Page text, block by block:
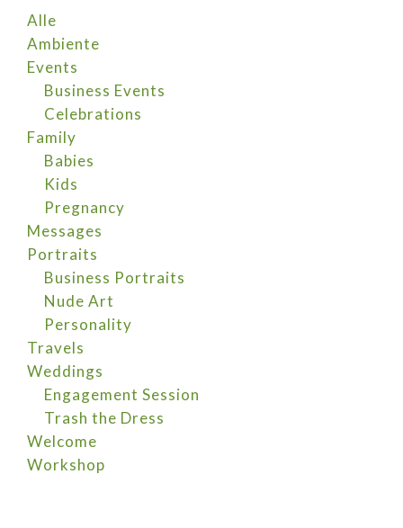
Alle
Ambiente
Events
Business Events
Celebrations
Family
Babies
Kids
Pregnancy
Messages
Portraits
Business Portraits
Nude Art
Personality
Travels
Weddings
Engagement Session
Trash the Dress
Welcome
Workshop